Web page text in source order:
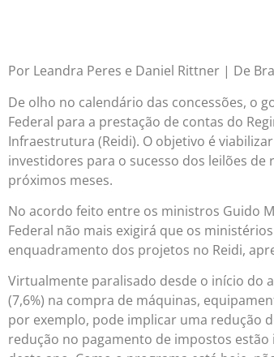
Por Leandra Peres e Daniel Rittner | De
De olho no calendário das concessões, o
Federal para a prestação de contas do
Infraestrutura (Reidi). O objetivo é
investidores para o sucesso dos leilões
próximos meses.
No acordo feito entre os ministros Guido
Federal não mais exigirá que os
enquadramento dos projetos no Reidi,
Virtualmente paralisado desde o início do
(7,6%) na compra de máquinas,
por exemplo, pode implicar uma redução
redução no pagamento de impostos